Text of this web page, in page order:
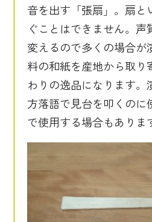
音を出す「張扇」。扇と
ぐことはできません。声
変えるので多くの場合が
料の和紙を産地から取り
わりの逸品になります。
方落語で見台を叩くのに
で使用する場合もありま